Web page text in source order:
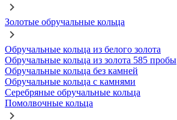
Золотые обручальные кольца
Обручальные кольца из белого золота
Обручальные кольца из золота 585 пробы
Обручальные кольца без камней
Обручальные кольца с камнями
Серебряные обручальные кольца
Помолвочные кольца